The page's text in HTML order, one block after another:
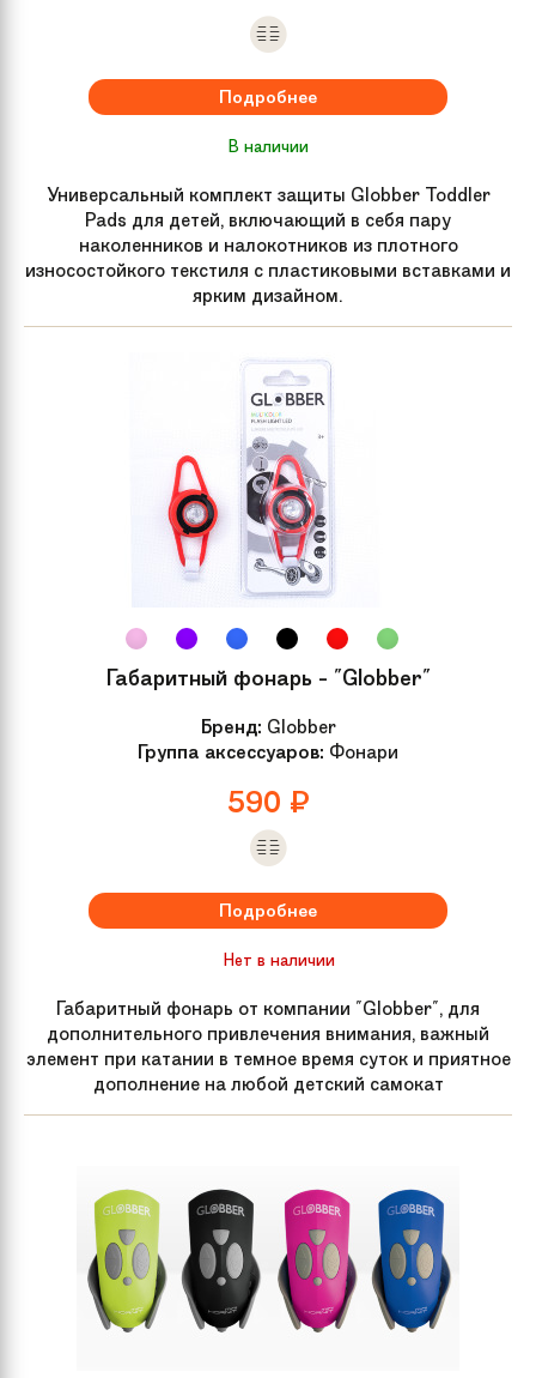
Подробнее
В наличии
Универсальный комплект защиты Globber Toddler
Pads для детей, включающий в себя пару
наколенников и налокотников из плотного
износостойкого текстиля с пластиковыми вставками и
ярким дизайном.
Габаритный фонарь - "Globber"
Бренд: Globber
Группа аксессуаров: Фонари
590 ₽
Подробнее
Нет в наличии
Габаритный фонарь от компании "Globber", для
дополнительного привлечения внимания, важный
элемент при катании в темное время суток и приятное
дополнение на любой детский самокат